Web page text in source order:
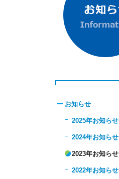
お知らせ
2025年お知らせ
2024年お知らせ
2023年お知らせ
2022年お知らせ